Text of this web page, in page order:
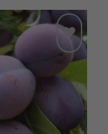
Add to
wishlist